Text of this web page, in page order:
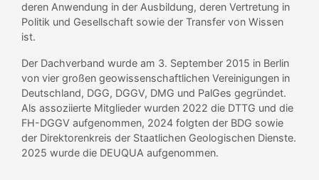
deren Anwendung in der Ausbildung, deren Vertretung in
Politik und Gesellschaft sowie der Transfer von Wissen
ist.
Der Dachverband wurde am 3. September 2015 in Berlin
von vier großen geowissenschaftlichen Vereinigungen in
Deutschland, DGG, DGGV, DMG und PalGes gegründet.
Als assoziierte Mitglieder wurden 2022 die DTTG und die
FH-DGGV aufgenommen, 2024 folgten der BDG sowie
der Direktorenkreis der Staatlichen Geologischen Dienste.
2025 wurde die DEUQUA aufgenommen.